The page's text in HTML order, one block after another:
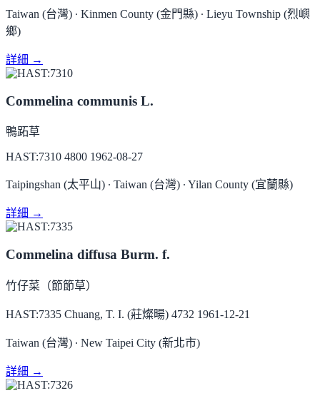
Taiwan (台灣) ∙ Kinmen County (金門縣) ∙ Lieyu Township (烈嶼
鄉)
詳細 →
Commelina communis L.
鴨跖草
HAST:7310 4800 1962-08-27
Taipingshan (太平山) ∙ Taiwan (台灣) ∙ Yilan County (宜蘭縣)
詳細 →
Commelina diffusa Burm. f.
竹仔菜（節節草）
HAST:7335 Chuang, T. I. (莊燦暘) 4732 1961-12-21
Taiwan (台灣) ∙ New Taipei City (新北市)
詳細 →